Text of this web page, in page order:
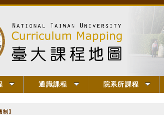
通識課程 院系所課程
】